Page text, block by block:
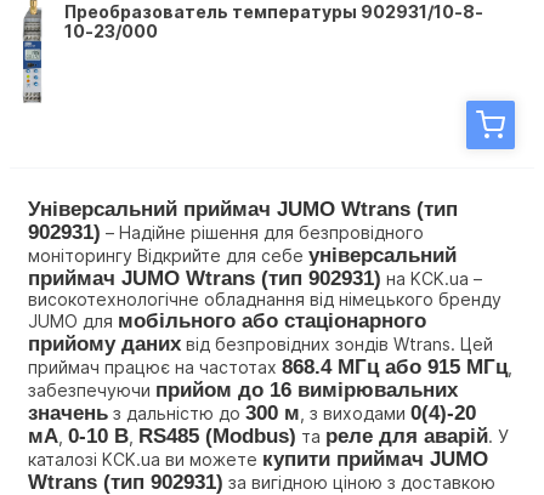
Преобразователь температуры 902931/10-8-
10-23/000
Універсальний приймач JUMO Wtrans (тип
902931) – Надійне рішення для безпровідного
моніторингу Відкрийте для себе універсальний
приймач JUMO Wtrans (тип 902931) на KCK.ua –
високотехнологічне обладнання від німецького бренду
JUMO для мобільного або стаціонарного
прийому даних від безпровідних зондів Wtrans. Цей
приймач працює на частотах 868.4 МГц або 915 МГц,
забезпечуючи прийом до 16 вимірювальних
значень з дальністю до 300 м , з виходами 0(4)-20
мА 0-10 В RS485 (Modbus) та реле для аварій. У
каталозі KCK.ua ви можете купити приймач JUMO
Wtrans (тип 902931) за вигідною ціною з доставкою